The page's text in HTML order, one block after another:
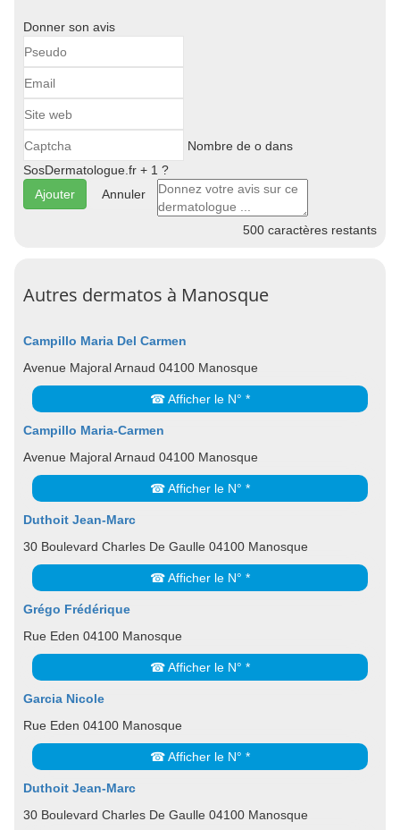
Donner son avis
Nombre de o dans
SosDermatologue.fr + 1 ?
Annuler
500 caractères restants
Autres dermatos à Manosque
Campillo Maria Del Carmen
Avenue Majoral Arnaud 04100 Manosque
☎ Afficher le N° *
Campillo Maria-Carmen
Avenue Majoral Arnaud 04100 Manosque
☎ Afficher le N° *
Duthoit Jean-Marc
30 Boulevard Charles De Gaulle 04100 Manosque
☎ Afficher le N° *
Grégo Frédérique
Rue Eden 04100 Manosque
☎ Afficher le N° *
Garcia Nicole
Rue Eden 04100 Manosque
☎ Afficher le N° *
Duthoit Jean-Marc
30 Boulevard Charles De Gaulle 04100 Manosque